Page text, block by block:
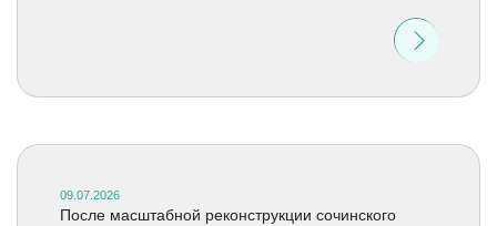
09.07.2026
После масштабной реконструкции сочинского